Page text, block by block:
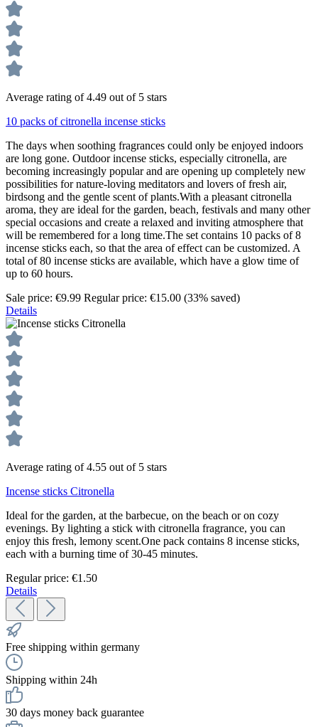
Average rating of 4.49 out of 5 stars
10 packs of citronella incense sticks
The days when soothing fragrances could only be enjoyed indoors
are long gone. Outdoor incense sticks, especially citronella, are
becoming increasingly popular and are opening up completely new
possibilities for nature-loving meditators and lovers of fresh air,
birdsong and the gentle scent of plants.With a pleasant citronella
aroma, they are ideal for the garden, beach, festivals and many other
special occasions and create a relaxed and inviting atmosphere that
will be remembered for a long time.The set contains 10 packs of 8
incense sticks each, so that the area of effect can be customized. A
total of 80 incense sticks are available, which have a glow time of
up to 60 hours.
Sale price: €9.99 Regular price: €15.00 (33% saved)
Details
Average rating of 4.55 out of 5 stars
Incense sticks Citronella
Ideal for the garden, at the barbecue, on the beach or on cozy
evenings. By lighting a stick with citronella fragrance, you can
enjoy this fresh, lemony scent.One pack contains 8 incense sticks,
each with a burning time of 30-45 minutes.
Regular price: €1.50
Details
Free shipping within germany
Shipping within 24h
30 days money back guarantee